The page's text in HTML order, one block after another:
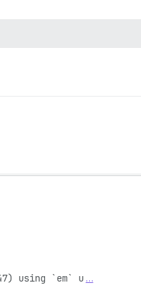
using `em` u …